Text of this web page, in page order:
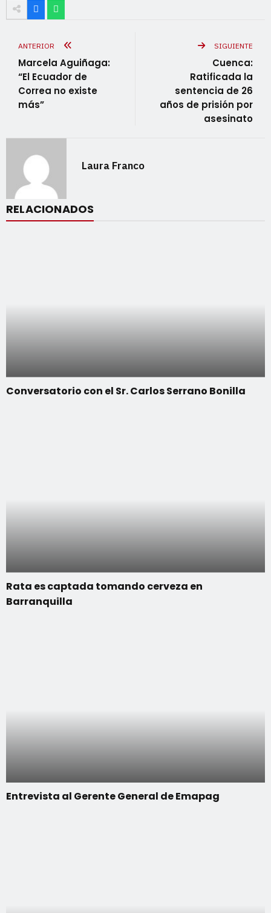
ANTERIOR
Marcela Aguiñaga:
“El Ecuador de
Correa no existe
más”
SIGUIENTE
Cuenca:
Ratificada la
sentencia de 26
años de prisión por
asesinato
Laura Franco
RELACIONADOS
Conversatorio con el Sr. Carlos Serrano Bonilla
Rata es captada tomando cerveza en
Barranquilla
Entrevista al Gerente General de Emapag